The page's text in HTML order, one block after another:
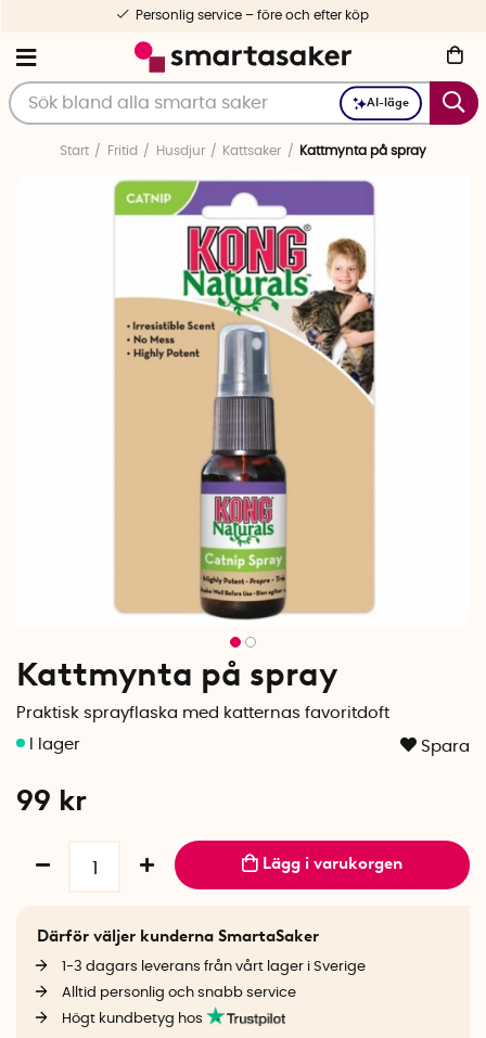
AI-läge
Personlig service – före och efter köp
Start Fritid Husdjur Kattsaker Kattmynta på spray
Kattmynta på spray
Praktisk sprayflaska med katternas favoritdoft
Spara
99 kr
Lägg i varukorgen
Därför väljer kunderna SmartaSaker
1-3 dagars leverans från vårt lager i Sverige
Alltid personlig och snabb service
Högt kundbetyg hos